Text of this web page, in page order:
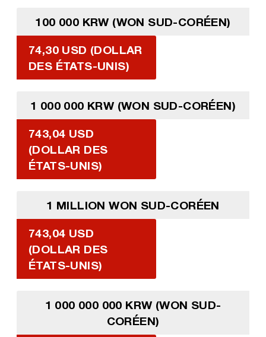
100 000 KRW (WON SUD-CORÉEN)
74,30 USD (DOLLAR
DES ÉTATS-UNIS)
1 000 000 KRW (WON SUD-CORÉEN)
743,04 USD
(DOLLAR DES
ÉTATS-UNIS)
1 MILLION WON SUD-CORÉEN
743,04 USD
(DOLLAR DES
ÉTATS-UNIS)
1 000 000 000 KRW (WON SUD-
CORÉEN)